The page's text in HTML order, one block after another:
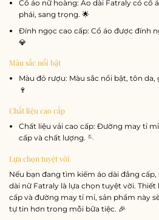
Cổ áo nữ hoàng: Áo dài Fatraly có cổ
phái, sang trọng. 🌟
Đính ngọc cao cấp: Cổ áo được đính
💎
Màu sắc nổi bật
Màu đỏ rượu: Màu sắc nổi bật, tôn
🍷
Chất liệu cao cấp
Chất liệu vải cao cấp: Đường may tỉ
cấp và chất lượng. 🪡
Lựa chọn tuyệt vời
Nếu bạn đang tìm kiếm áo dài đẳng
dài nữ Fatraly là lựa chọn tuyệt vời. Thiết
cấp và đường may tỉ mỉ, sản phẩm này
tự tin hơn trong mỗi bữa tiệc. 🎉